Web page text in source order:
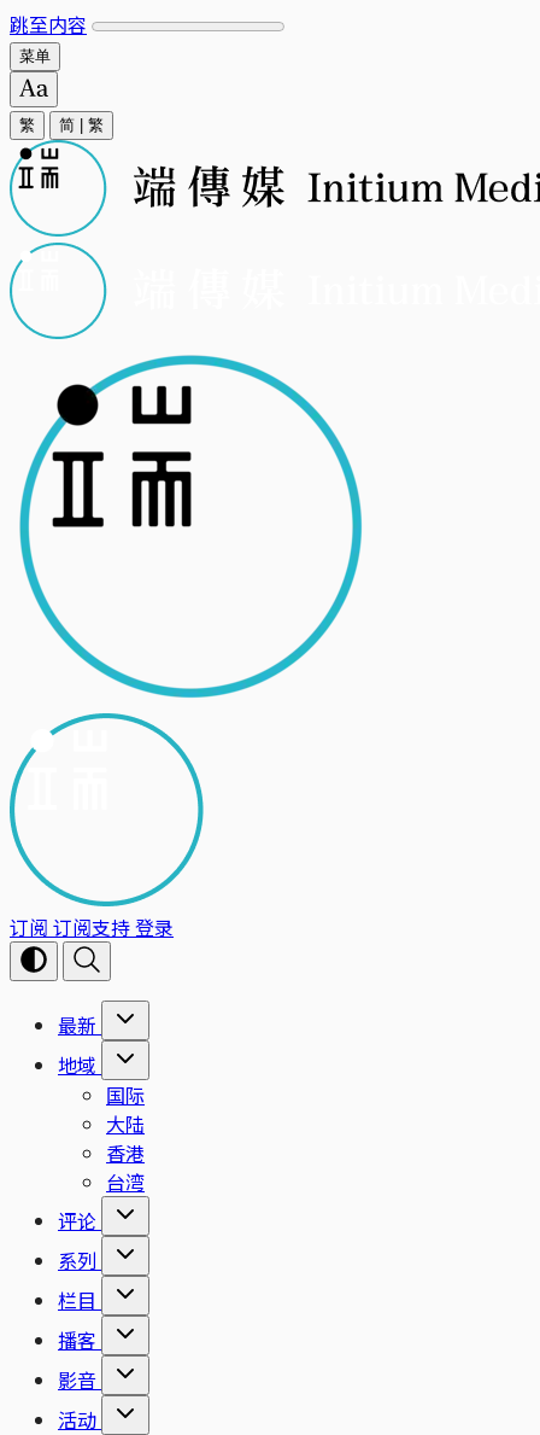
跳至内容
菜单
繁 简 繁
订阅 订阅支持登录
最新
地域
国际
大陆
香港
台湾
评论
系列
栏目
播客
影音
活动